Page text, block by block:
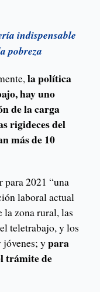
indispensable
pobreza
la política
hay uno
de la carga
rigideces del
más de 10
para 2021 “una
laboral actual
la zona rural, las
teletrabajo, y los
jóvenes; ypara
trámite de